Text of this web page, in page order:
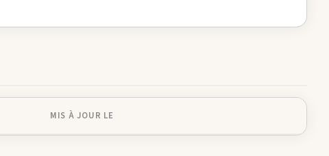
MIS À JOUR LE